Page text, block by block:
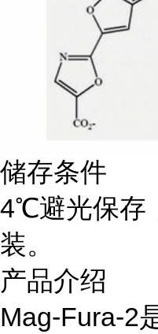
储存条件
4℃避光保存
装。
产品介绍
Mag-Fura-2